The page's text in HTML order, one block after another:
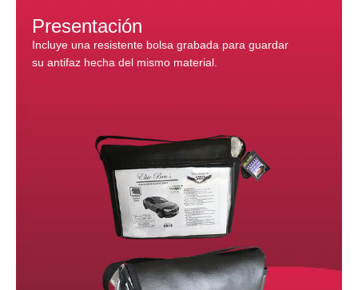
Presentación
Incluye una resistente bolsa grabada para guardar
su antifaz hecha del mismo material.